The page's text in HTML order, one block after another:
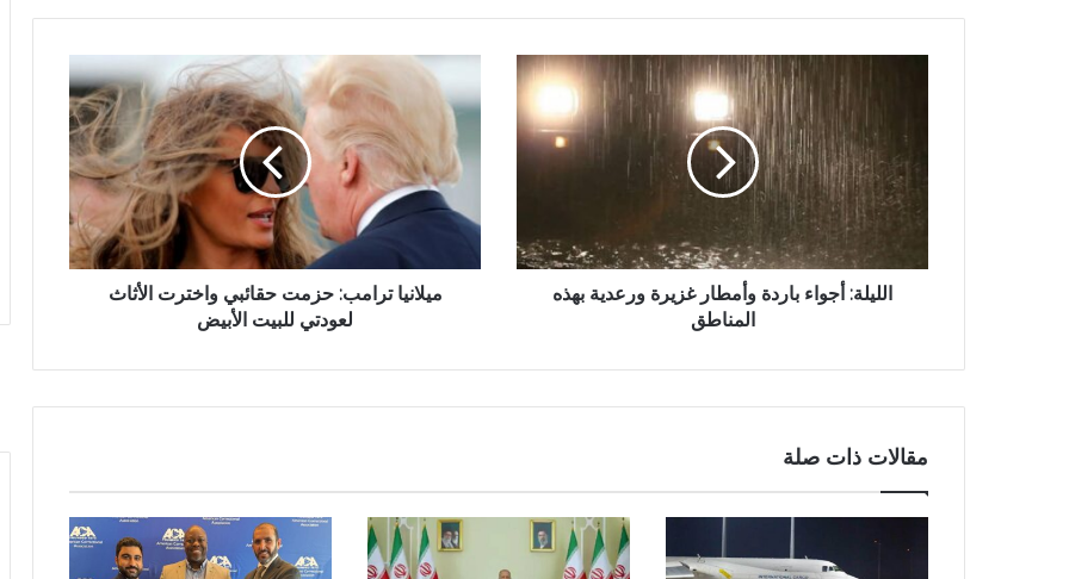
الليلة: أجواء باردة وأمطار غزيرة ورعدية بهذه
المناطق
ميلانيا ترامب: حزمت حقائبي واخترت الأثاث
لعودتي للبيت الأبيض
مقالات ذات صلة